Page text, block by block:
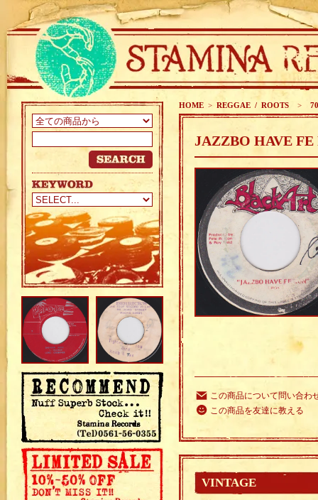
HOME > REGGAE / ROOTS >
JAZZBO HAVE
この商品について問い合わ
この商品を友達に教える
VINTAGE